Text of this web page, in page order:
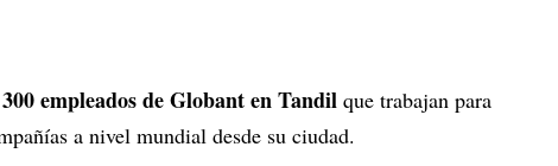
300 empleados de Globant en Tandil que trabajan para
a nivel mundial desde su ciudad.